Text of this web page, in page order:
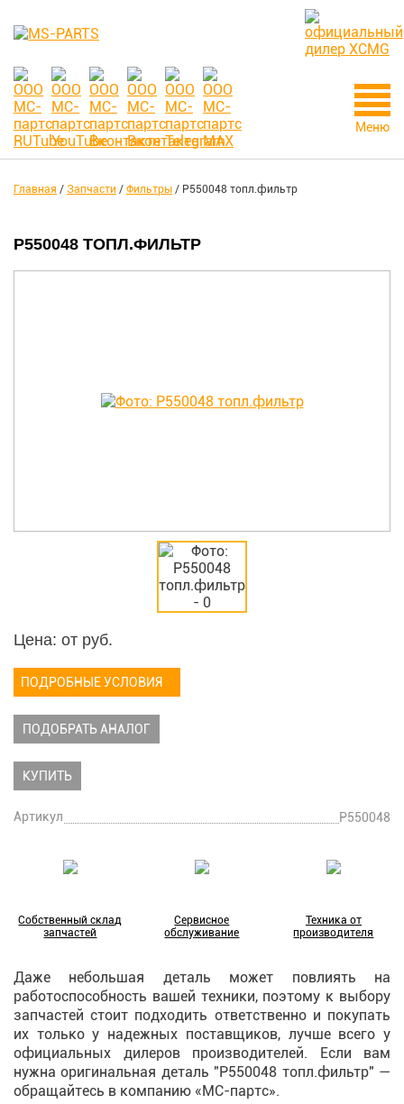
Меню
Главная / Запчасти / Фильтры / P550048 топл.фильтр
P550048 ТОПЛ.ФИЛЬТР
Цена: от руб.
ПОДРОБНЫЕ УСЛОВИЯ
ПОДОБРАТЬ АНАЛОГ
КУПИТЬ
Артикул P550048
Собственный склад
запчастей
Сервисное
обслуживание
Техника от
производителя
Даже небольшая деталь может повлиять на
работоспособность вашей техники, поэтому к выбору
запчастей стоит подходить ответственно и покупать
их только у надежных поставщиков, лучше всего у
официальных дилеров производителей. Если вам
нужна оригинальная деталь "P550048 топл.фильтр" —
обращайтесь в компанию «МС-партс».